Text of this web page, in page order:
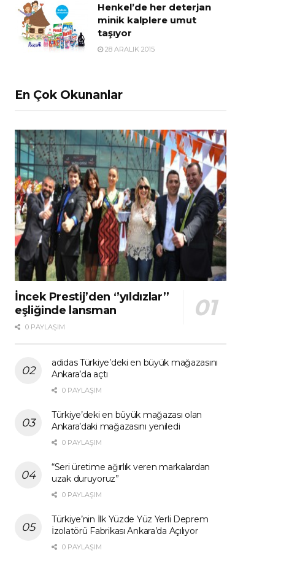
Henkel’de her deterjan
minik kalplere umut
taşıyor
28 ARALIK 2015
En Çok Okunanlar
İncek Prestij’den ‘’yıldızlar’’
eşliğinde lansman
0 PAYLAŞIM
adidas Türkiye’deki en büyük mağazasını
Ankara’da açtı
0 PAYLAŞIM
Türkiye’deki en büyük mağazası olan
Ankara’daki mağazasını yeniledi
0 PAYLAŞIM
“Seri üretime ağırlık veren markalardan
uzak duruyoruz”
0 PAYLAŞIM
Türkiye’nin İlk Yüzde Yüz Yerli Deprem
İzolatörü Fabrikası Ankara’da Açılıyor
0 PAYLAŞIM